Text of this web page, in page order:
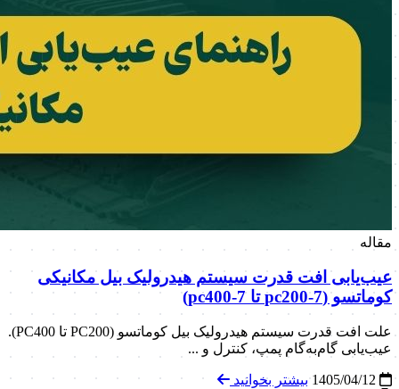
مقاله
عیب‌یابی افت قدرت سیستم هیدرولیک بیل مکانیکی
کوماتسو (pc200-7 تا pc400-7)
علت افت قدرت سیستم هیدرولیک بیل کوماتسو (PC200 تا PC400).
عیب‌یابی گام‌به‌گام پمپ، کنترل و ...
بیشتر بخوانید